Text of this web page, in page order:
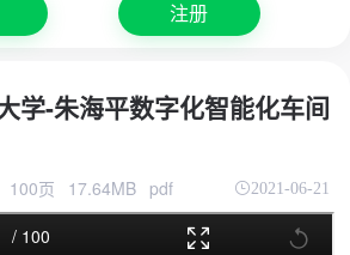
注册
学-朱海平数字化智能化车间
100页 17.64MB pdf 2021-06-21